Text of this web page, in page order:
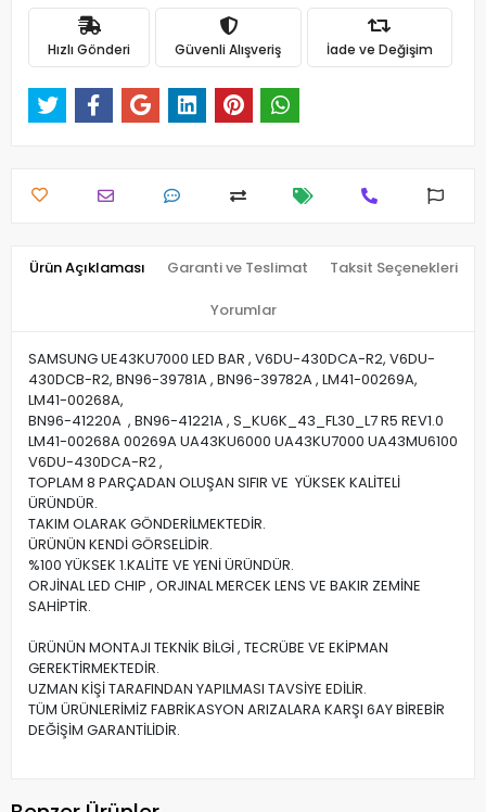
Hızlı Gönderi Güvenli Alışveriş İade ve Değişim
Ürün Açıklaması Garanti ve Teslimat Taksit Seçenekleri
Yorumlar
SAMSUNG UE43KU7000 LED BAR , V6DU-430DCA-R2, V6DU-
430DCB-R2, BN96-39781A , BN96-39782A , LM41-00269A,
LM41-00268A,
BN96-41220A , BN96-41221A , S_KU6K_43_FL30_L7 R5 REV1.0
LM41-00268A 00269A UA43KU6000 UA43KU7000 UA43MU6100
V6DU-430DCA-R2 ,
TOPLAM 8 PARÇADAN OLUŞAN SIFIR VE YÜKSEK KALİTELİ
ÜRÜNDÜR.
TAKIM OLARAK GÖNDERİLMEKTEDİR.
ÜRÜNÜN KENDİ GÖRSELİDİR.
%100 YÜKSEK 1.KALİTE VE YENİ ÜRÜNDÜR.
ORJİNAL LED CHIP , ORJINAL MERCEK LENS VE BAKIR ZEMİNE
SAHİPTİR.
ÜRÜNÜN MONTAJI TEKNİK BİLGİ , TECRÜBE VE EKİPMAN
GEREKTİRMEKTEDİR.
UZMAN KİŞİ TARAFINDAN YAPILMASI TAVSİYE EDİLİR.
TÜM ÜRÜNLERİMİZ FABRİKASYON ARIZALARA KARŞI 6AY BİREBİR
DEĞİŞİM GARANTİLİDİR.